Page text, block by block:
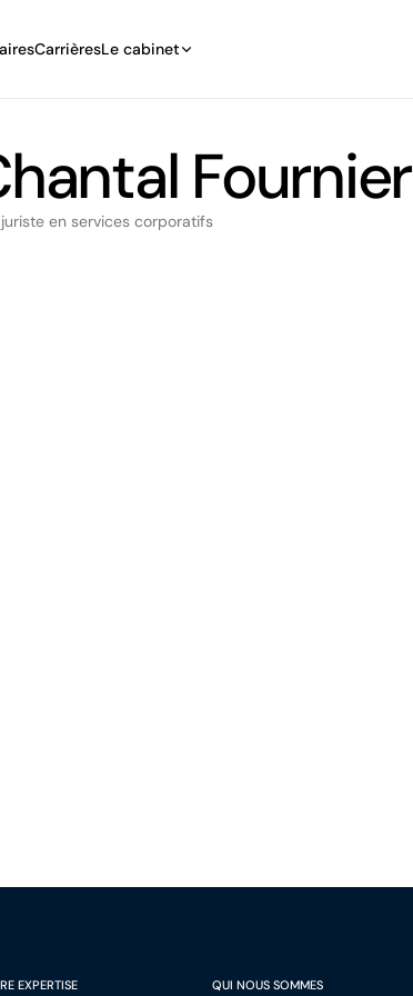
CarrièresLe cabinet
Fournier
en services corporatifs
EXPERTISE QUI NOUS SOMMES